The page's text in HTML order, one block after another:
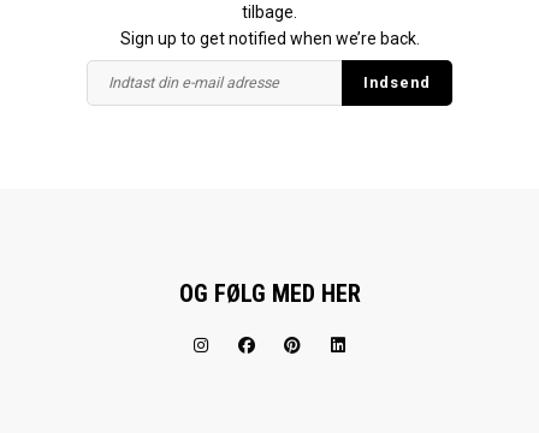
tilbage.
Sign up to get notified when we’re back.
OG FØLG MED HER